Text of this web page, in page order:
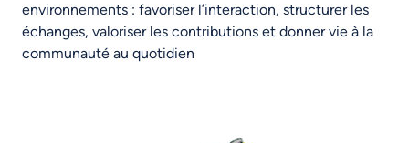
environnements : favoriser l’interaction, structurer les
échanges, valoriser les contributions et donner vie à la
communauté au quotidien